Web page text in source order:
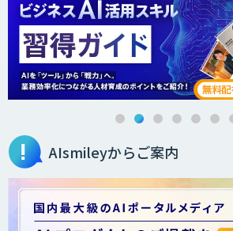
オーダーメイドAI人
Brain Plus for Sales
データ分析/AI開発/
AIsmileyからご案内